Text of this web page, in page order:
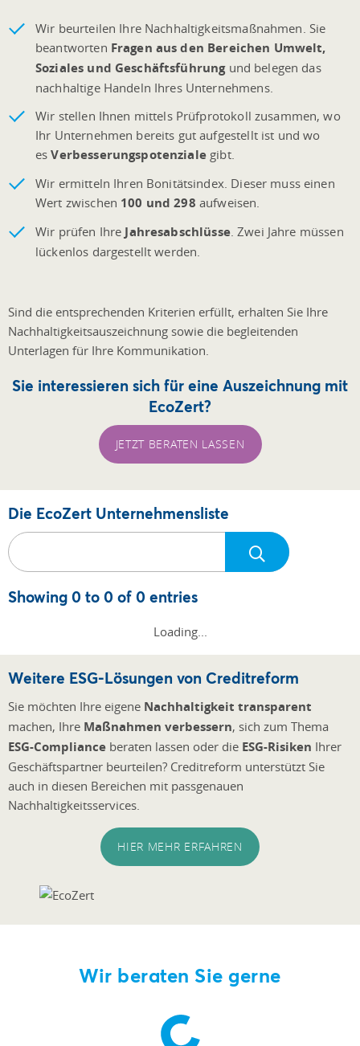
Wir beurteilen Ihre Nachhaltigkeitsmaßnahmen. Sie
beantworten Fragen aus den Bereichen Umwelt,
Soziales und Geschäftsführungund belegen das
nachhaltige Handeln Ihres Unternehmens.
Wir stellen Ihnen mittels Prüfprotokoll zusammen, wo
Ihr Unternehmen bereits gut aufgestellt ist und wo
esVerbesserungspotenzialegibt.
Wir ermitteln Ihren Bonitätsindex. Dieser muss einen
Wert zwischen 100 und 298 aufweisen.
Wir prüfen Ihre Jahresabschlüsse. Zwei Jahre müssen
lückenlos dargestellt werden.
Sind die entsprechenden Kriterien erfüllt, erhalten Sie Ihre
Nachhaltigkeitsauszeichnung sowie die begleitenden
Unterlagen für Ihre Kommunikation.
Sie interessieren sich für eine Auszeichnung mit
EcoZert?
JETZT BERATEN LASSEN
Die EcoZert Unternehmensliste
Showing 0 to 0 of 0 entries
Loading...
Weitere ESG-Lösungen von Creditreform
Sie möchten Ihre eigene Nachhaltigkeit transparent
machen, Ihre Maßnahmen verbessern, sich zum Thema
ESG-Compliance beraten lassen oder die ESG-Risiken Ihrer
Geschäftspartner beurteilen? Creditreform unterstützt Sie
auch in diesen Bereichen mit passgenauen
Nachhaltigkeitsservices.
HIER MEHR ERFAHREN
Wir beraten Sie gerne